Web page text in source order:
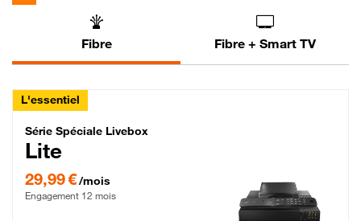
Fibre Fibre + Smart TV
L'essentiel
Série Spéciale Livebox Lite Fibre
Série Spéciale Livebox
Lite
29,99 €/mois
Engagement 12 mois